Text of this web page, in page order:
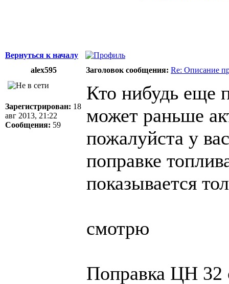
Вернуться к началу
alex595
Заголовок сообщения: Re: Описание
Зарегистрирован: 18
авг 2013, 21:22
Сообщения: 59
Кто нибудь еще
может раньше
пожалуйста у
поправке
показывается
смотрю
Поправка ЦН 32